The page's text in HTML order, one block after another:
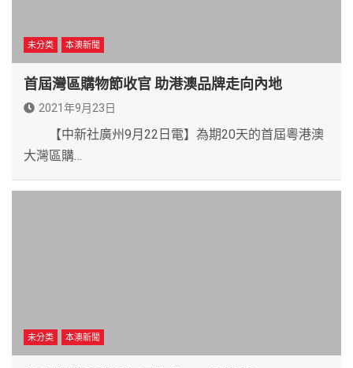
未分类 本澳新聞
首屆灣區購物節收官 助港澳品牌走向內地
2021年9月23日
【中新社廣州9月22日電】為期20天的首屆粵港澳
大灣區購…
未分类 本澳新聞